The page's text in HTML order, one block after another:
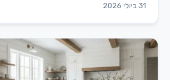
31 ביולי 2026